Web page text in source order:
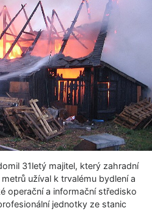
31letý majitel, který zahradní
užíval k trvalému bydlení a
operační a informační středisko
jednotky ze stanic